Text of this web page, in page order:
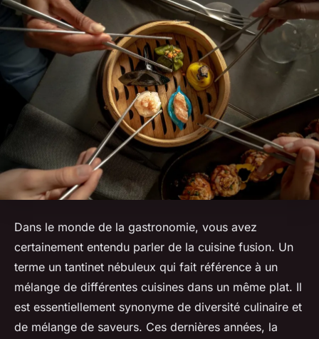
Dans le monde de la gastronomie, vous avez
certainement entendu parler de la cuisine fusion. Un
terme un tantinet nébuleux qui fait référence à un
mélange de différentes cuisines dans un même plat. Il
est essentiellement synonyme de diversité culinaire et
de mélange de saveurs. Ces dernières années, la